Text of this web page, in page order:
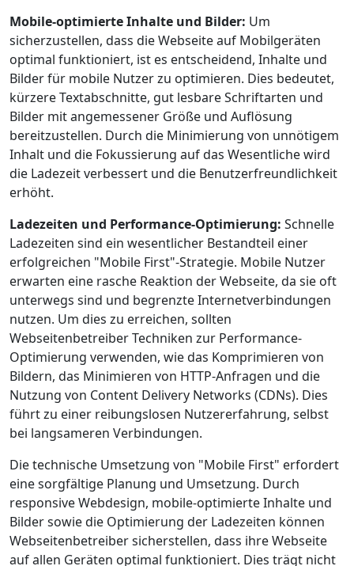
Mobile-optimierte Inhalte und Bilder: Um
sicherzustellen, dass die Webseite auf Mobilgeräten
optimal funktioniert, ist es entscheidend, Inhalte und
Bilder für mobile Nutzer zu optimieren. Dies bedeutet,
kürzere Textabschnitte, gut lesbare Schriftarten und
Bilder mit angemessener Größe und Auflösung
bereitzustellen. Durch die Minimierung von unnötigem
Inhalt und die Fokussierung auf das Wesentliche wird
die Ladezeit verbessert und die Benutzerfreundlichkeit
erhöht.
Ladezeiten und Performance-Optimierung: Schnelle
Ladezeiten sind ein wesentlicher Bestandteil einer
erfolgreichen "Mobile First"-Strategie. Mobile Nutzer
erwarten eine rasche Reaktion der Webseite, da sie oft
unterwegs sind und begrenzte Internetverbindungen
nutzen. Um dies zu erreichen, sollten
Webseitenbetreiber Techniken zur Performance-
Optimierung verwenden, wie das Komprimieren von
Bildern, das Minimieren von HTTP-Anfragen und die
Nutzung von Content Delivery Networks (CDNs). Dies
führt zu einer reibungslosen Nutzererfahrung, selbst
bei langsameren Verbindungen.
Die technische Umsetzung von "Mobile First" erfordert
eine sorgfältige Planung und Umsetzung. Durch
responsive Webdesign, mobile-optimierte Inhalte und
Bilder sowie die Optimierung der Ladezeiten können
Webseitenbetreiber sicherstellen, dass ihre Webseite
auf allen Geräten optimal funktioniert. Dies trägt nicht